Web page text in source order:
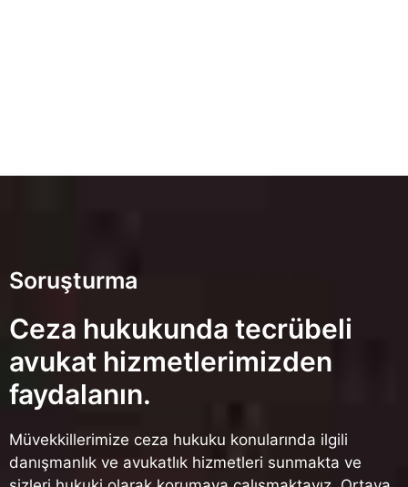
Soruşturma
Ceza hukukunda tecrübeli
avukat hizmetlerimizden
faydalanın.
Müvekkillerimize ceza hukuku konularında ilgili
danışmanlık ve avukatlık hizmetleri sunmakta ve